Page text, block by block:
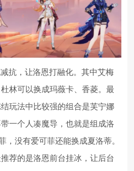
抗，让洛恩打融化。其中艾梅
林可以换成玛薇卡、香菱。最
玩法中比较强的组合是芙宁娜
一个人凑魔导，也就是组成洛
，没有爱可菲还能换成夏洛蒂。
荐的是洛恩前台挂冰，让后台